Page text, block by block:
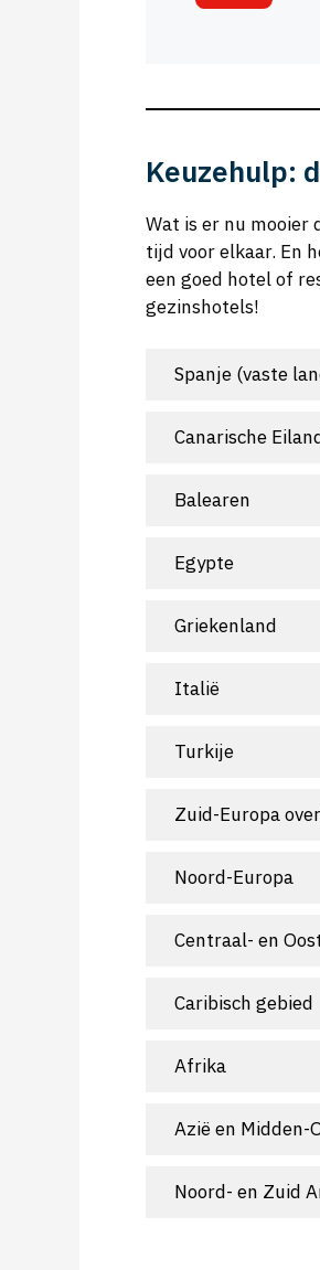
Keuzehulp:
Wat is er nu mooier
tijd voor elkaar. En
een goed hotel of
gezinshotels!
Spanje (vaste
Canarische
Balearen
Egypte
Griekenland
Italië
Turkije
Zuid-Europa
Noord-Europa
Centraal- en
Caribisch gebied
Afrika
Azië en Midden-
Noord- en Zuid